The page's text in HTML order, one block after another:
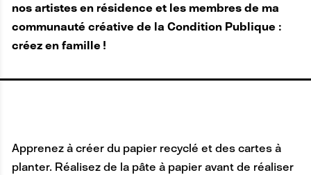
nos artistes en résidence et les membres de ma
communauté créative de la Condition Publique :
créez en famille !
Apprenez à créer du papier recyclé et des cartes à
planter. Réalisez de la pâte à papier avant de réaliser